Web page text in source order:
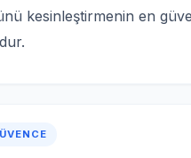
kesinleştirmenin en